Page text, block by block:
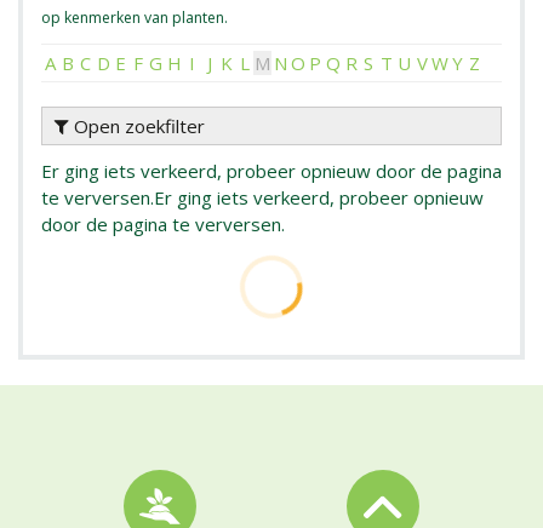
op kenmerken van planten.
A B C D E F G H I J K L M N O P Q R S T U VWY Z
Open zoekfilter
Er ging iets verkeerd, probeer opnieuw door de pagina
te verversen.Er ging iets verkeerd, probeer opnieuw
door de pagina te verversen.